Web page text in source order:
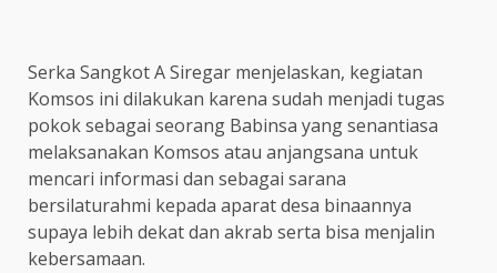
Serka Sangkot A Siregar menjelaskan, kegiatan
Komsos ini dilakukan karena sudah menjadi tugas
pokok sebagai seorang Babinsa yang senantiasa
melaksanakan Komsos atau anjangsana untuk
mencari informasi dan sebagai sarana
bersilaturahmi kepada aparat desa binaannya
supaya lebih dekat dan akrab serta bisa menjalin
kebersamaan.